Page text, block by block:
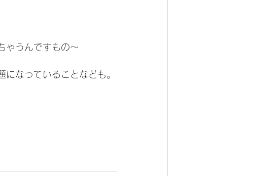
ゃうんですもの～
なっていることなども。